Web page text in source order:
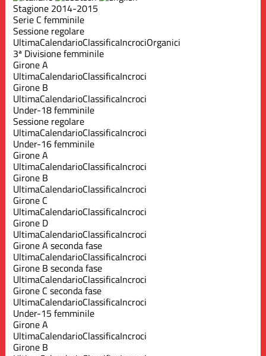
Stagione 2014-2015
Serie C femminile
Sessione regolare
UltimaCalendarioClassificaIncrociOrganici
3ª Divisione femminile
Girone A
UltimaCalendarioClassificaIncroci
Girone B
UltimaCalendarioClassificaIncroci
Under-18 femminile
Sessione regolare
UltimaCalendarioClassificaIncroci
Under-16 femminile
Girone A
UltimaCalendarioClassificaIncroci
Girone B
UltimaCalendarioClassificaIncroci
Girone C
UltimaCalendarioClassificaIncroci
Girone D
UltimaCalendarioClassificaIncroci
Girone A seconda fase
UltimaCalendarioClassificaIncroci
Girone B seconda fase
UltimaCalendarioClassificaIncroci
Girone C seconda fase
UltimaCalendarioClassificaIncroci
Under-15 femminile
Girone A
UltimaCalendarioClassificaIncroci
Girone B